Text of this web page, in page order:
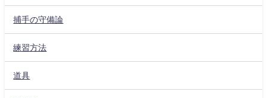
捕手の守備論
練習方法
道具